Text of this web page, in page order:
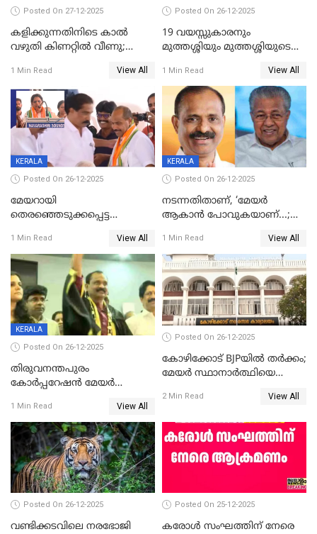
Posted On 27-12-2025
കളിക്കുന്നതിനിടെ കാൽ
വഴുതി കിണറ്റിൽ വീണു;
ദാരുണാന്ത്യം
1 Min Read View All
Posted On 26-12-2025
19 വയസ്സുകാരനും
മുത്തശ്ശിയും മുത്തശ്ശിയുടെ
മരിച്ചനിലയിൽ
1 Min Read View All
KERALA
Posted On 26-12-2025
മേയറായി
തെരഞ്ഞെടുക്കപ്പെട്ട
ആദ്യ വോട്ട് അസാധു; കണ്ണൂർ
ഡെപ്യൂട്ടി മേയർ സ്ഥാനത്ത്
താഹിറിന് വിജയം
1 Min Read View All
KERALA
Posted On 26-12-2025
നടന്നതിതാണ്, ‘മേയർ
ആകാൻ പോവുകയാണ്...;
മുഖ്യമന്ത്രിയുടെ ഓഫീസ്
തന്നെ വിശദീകരിയ്ക്കുന്നു;
സത്യമിതാണ്
1 Min Read View All
KERALA
Posted On 26-12-2025
തിരുവനന്തപുരം
കോര്‍പ്പറേഷന്‍ മേയര്‍
ഹൈക്കോടതിയിലേക്ക്;
സത്യപ്രതിജ്ഞ ചടങ്ങില്‍
ചട്ടലംഘനമെന്ന് പാർട്ടി
1 Min Read View All
Posted On 26-12-2025
കോഴിക്കോട് BJPയിൽ തർക്കം;
മേയർ സ്ഥാനാർത്ഥിയെ
2 Min Read View All
Posted On 26-12-2025
വണ്ടിക്കടവിലെ നരഭോജി
Posted On 25-12-2025
കരോള്‍ സംഘത്തിന് നേരെ